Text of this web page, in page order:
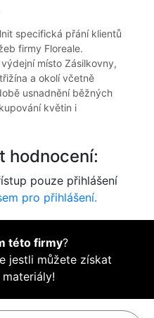
specifická přání klientů
firmy Floreale.
místo Zásilkovny,
a okolí včetně
usnadnění běžných
květin i
hodnocení:
pouze přihlášení
pro přihlášení.
této firmy?
jestli můžete získat